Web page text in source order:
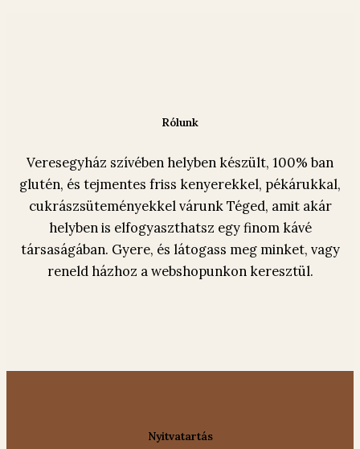
Rólunk
Veresegyház szívében helyben készült, 100% ban
glutén, és tejmentes friss kenyerekkel, pékárukkal,
cukrászsüteményekkel várunk Téged, amit akár
helyben is elfogyaszthatsz egy finom kávé
társaságában. Gyere, és látogass meg minket, vagy
reneld házhoz a webshopunkon keresztül.
Nyitvatartás